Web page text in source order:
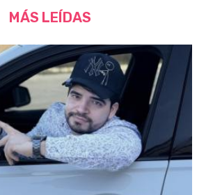
MÁS LEÍDAS